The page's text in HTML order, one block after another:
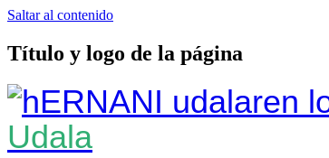
Saltar al contenido
Título y logo de la página
Udala